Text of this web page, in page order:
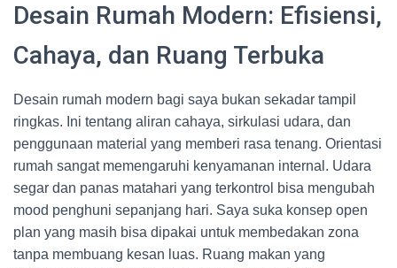
Desain Rumah Modern: Efisiensi,
Cahaya, dan Ruang Terbuka
Desain rumah modern bagi saya bukan sekadar tampil
ringkas. Ini tentang aliran cahaya, sirkulasi udara, dan
penggunaan material yang memberi rasa tenang. Orientasi
rumah sangat memengaruhi kenyamanan internal. Udara
segar dan panas matahari yang terkontrol bisa mengubah
mood penghuni sepanjang hari. Saya suka konsep open
plan yang masih bisa dipakai untuk membedakan zona
tanpa membuang kesan luas. Ruang makan yang